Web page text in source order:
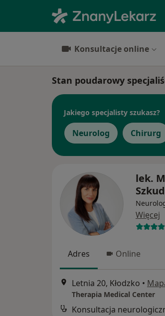
Konsultacje online
Stan poudarowy
Jakiego specjalisty szukasz?
Neurolog Chirurg
lek.
Więcej
Adres Online
Letnia 20, Kłodzko •
Therapia Medical Center
Konsultacja